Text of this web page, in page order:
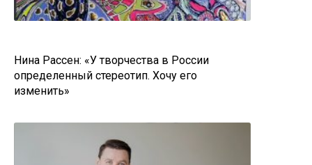
Нина Рассен: «У творчества в России
определенный стереотип. Хочу его
изменить»